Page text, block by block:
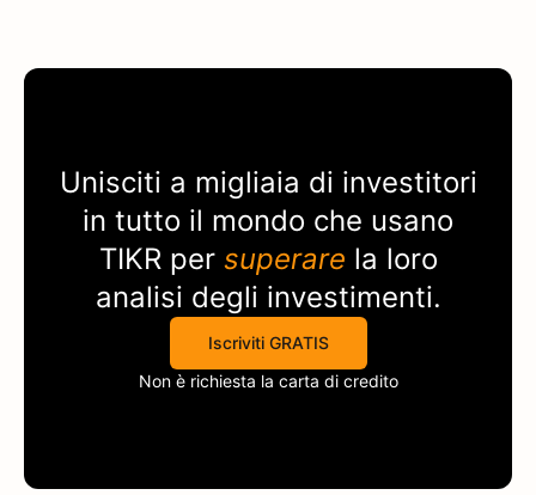
Unisciti a migliaia di investitori
in tutto il mondo che usano
TIKRper superare la loro
analisi degli investimenti.
Iscriviti GRATIS
Non è richiesta la carta di credito